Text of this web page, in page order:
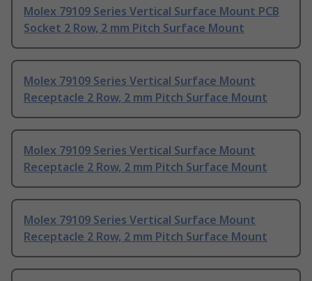
Molex 79109 Series Vertical Surface Mount PCB
Socket 2 Row, 2 mm Pitch Surface Mount
Molex 79109 Series Vertical Surface Mount
Receptacle 2 Row, 2 mm Pitch Surface Mount
Molex 79109 Series Vertical Surface Mount
Receptacle 2 Row, 2 mm Pitch Surface Mount
Molex 79109 Series Vertical Surface Mount
Receptacle 2 Row, 2 mm Pitch Surface Mount